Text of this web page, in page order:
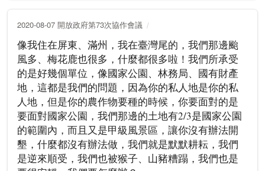
2020-08-07 開放政府第73次協作會議
像我住在屏東、滿州，我在臺灣尾的，我們那邊颱
風多、梅花鹿也很多，什麼都很多啦！我們所承受
的是好幾個單位，像國家公園、林務局、國有財產
地，這都是我們的問題，因為你的私人地是你的私
人地，但是你的農作物要種的時候，你要面對的是
要面對國家公園，我們那邊的土地有2/3是國家公園
的範圍內，而且又是甲級風景區，讓你沒有辦法開
墾，什麼都沒有辦法做，我們就是默默耕耘，我們
是逆來順受，我們也被猴子、山豬糟蹋，我們也是